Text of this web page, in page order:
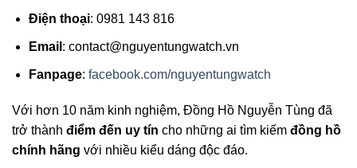
Điện thoại: 0981 143 816
Email : contact@nguyentungwatch.vn
Fanpage: facebook.com/nguyentungwatch
Với hơn 10 năm kinh nghiệm, Đồng Hồ Nguyễn Tùng đã
trở thành điểm đến uy tín cho những ai tìm kiếm đồng hồ
chính hãng với nhiều kiểu dáng độc đáo.